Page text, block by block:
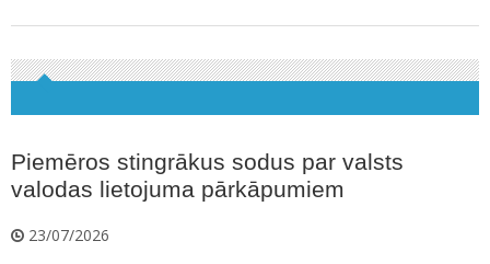
Piemēros stingrākus sodus par valsts
valodas lietojuma pārkāpumiem
23/07/2026